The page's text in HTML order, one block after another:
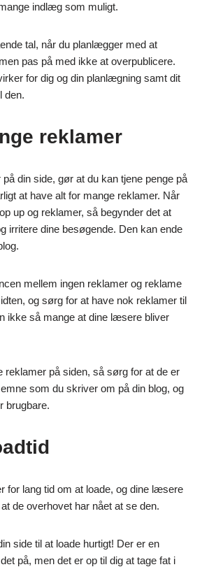
indlæg som muligt.
tal, når du planlægger med at
pas på med ikke at overpublicere.
for dig og din planlægning samt dit
den.
reklamer
på din side, gør at du kan tjene penge på
at have alt for mange reklamer. Når
up og reklamer, så begynder det at
irritere dine besøgende. Den kan ende
mellem ingen reklamer og reklame
og sørg for at have nok reklamer til
ikke så mange at dine læsere bliver
reklamer på siden, så sørg for at de er
som du skriver om på din blog, og
brugbare.
for lang tid om at loade, og dine læsere
de overhovet har nået at se den.
side til at loade hurtigt! Der er en
på, men det er op til dig at tage fat i